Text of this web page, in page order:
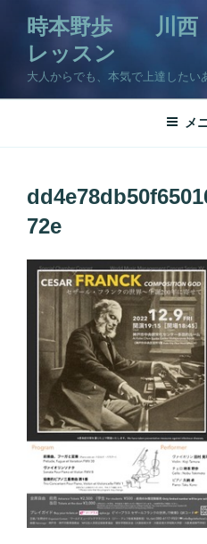
ツ
時本野歩 川西
レッスン
大人からでも、本気で上達したい
メ
72e